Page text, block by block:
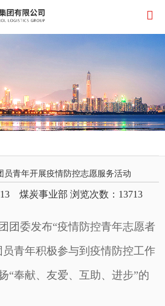

员青年开展疫情防控志愿服务活动
煤炭事业部 浏览次数： 13713
团委发布“疫情防控青年志愿者
青年积极参与到疫情防控工作
“奉献、友爱、互助、进步”的